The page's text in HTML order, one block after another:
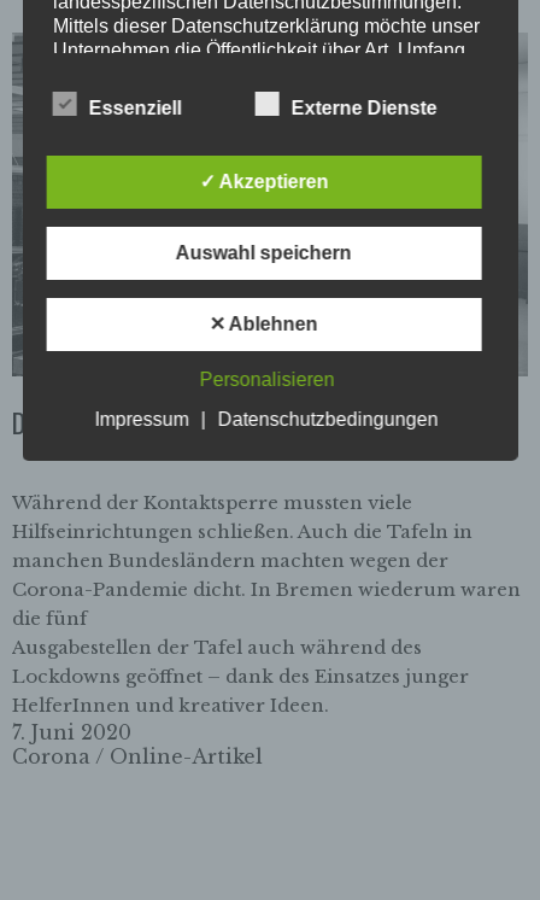
Die Bremer Tafeln in Corona-Zeiten
Während der Kontaktsperre mussten viele
Hilfseinrichtungen schließen. Auch die Tafeln in
manchen Bundesländern machten wegen der
Corona-Pandemie dicht. In Bremen wiederum waren
die fünf
Ausgabestellen der Tafel auch während des
Lockdowns geöffnet – dank des Einsatzes junger
HelferInnen und kreativer Ideen.
7. Juni 2020
Corona / Online-Artikel
Mittels dieser Datenschutzerklärung möchte unser
Unternehmen die Öffentlichkeit über Art, Umfang
verarbeiteten personenbezogenen Daten
informieren. Ferner werden betroffene Personen
zustehenden Rechte aufgeklärt.
Wir haben als für die Verarbeitung Verantwortlicher
zahlreiche technische und organisatorische
lückenlosen Schutz der über diese Internetseite
verarbeiteten personenbezogenen Daten
sicherzustellen. Dennoch können internetbasierte
Datenübertragungen grundsätzlich
Schutz nicht gewährleistet werden kann. Aus
frei, personenbezogene Daten auch auf
alternativen Wegen, beispielsweise telefonisch, an
uns zu übermitteln.
Begriffsbestimmungen
Begrifflichkeiten, die durch den Europäischen
Richtlinien- und Verordnungsgeber beim Erlass
der Datenschutz-Grundverordnung (DS-GVO)
verwendet wurden. Unsere Datenschutzerklärung
soll sowohl für die Öffentlichkeit als auch für
unsere Kunden und Geschäftspartner einfach
Essenziell Externe Dienste
✓ Akzeptieren
Auswahl speichern
✕ Ablehnen
Personalisieren
Impressum
Datenschutzbedingungen